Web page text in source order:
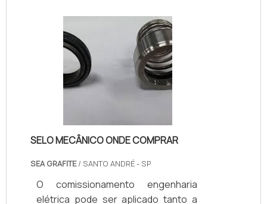
contratante.SAIBA COMO PODE SER
APLICADO EM NOVOS
EMPREENDIMENTOSO
comissionamento pode ser aplicado
tanto a novos empreendimentos
quanto a unidades e sistemas
expansão, modernização ou.
SELO MECÂNICO ONDE COMPRAR
SEA GRAFITE/ SANTO ANDRÉ - SP
O comissionamento engenharia
elétrica pode ser aplicado tanto a